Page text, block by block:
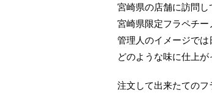
宮崎県の店舗に訪問し
宮崎県限定フラペチー
管理人のイメージでは
どのような味に仕上が
注文して出来たてのフ